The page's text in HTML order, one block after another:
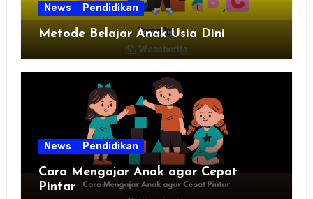
News Pendidikan
Metode Belajar Anak Usia Dini
News Pendidikan
Cara Mengajar Anak agar Cepat
Pintar